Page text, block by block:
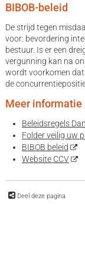
BIBOB-beleid
De strijd tegen
voor: bevordering
bestuur. Is er een
vergunning kan na
wordt voorkomen
de
Meer informatie
Beleidsregels
Folder veilig uw
BIBOB beleid
Website CCV
Deel deze pagina